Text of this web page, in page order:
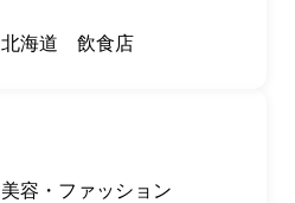
北海道 飲食店
美容・ファッション